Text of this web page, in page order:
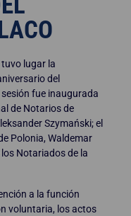
tuvo lugar la
del
fue inaugurada
de Notarios de
Szymański; el
Polonia, Waldemar
Notariados de la
a la función
voluntaria, los actos